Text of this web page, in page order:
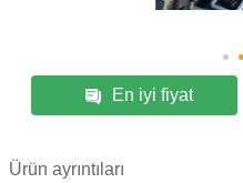
En iyi fiyat
Ürün ayrıntıları